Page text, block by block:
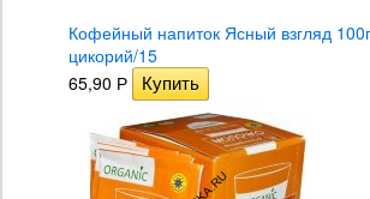
Кофейный напиток Ясный взгляд
цикорий/15
65,90 Р